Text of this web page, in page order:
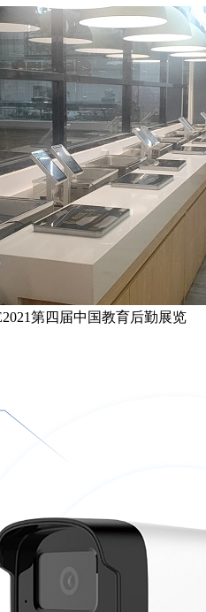
第四届中国教育后勤展览